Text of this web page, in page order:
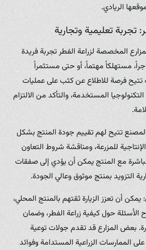
الريادي.
تجربة تعليمية وتجارية
المخصصة لزراعة الفطر تجربة فريدة
مستهلكاً مهتماً، أو حتى مستثمراً
تتيح فرصة للاطلاع عن كثب على عمليات
المستخدمة، والتأكد من الالتزام
المصنع تتيح لهم تقييم جودة المنتج بشكل
للمزرعة، ومناقشة شروط التعاون
مباشرة مع المنتج يمكن أن يؤدي إلى صفقات
التزويد بمنتج موثوق وعالي الجودة.
أن تعزز الزيارة ثقتهم بالمنتج المحلي،
حول كيفية زراعة الفطر، وضمان
بعض المزارع قد تقدم جولات توعية
الممارسات الزراعية المستدامة وفوائد